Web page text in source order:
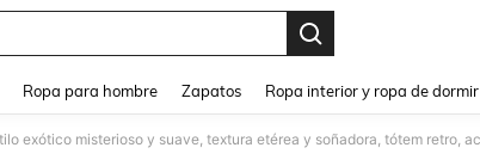
Ropa para hombre Zapatos Ropa interior y ropa de dormir